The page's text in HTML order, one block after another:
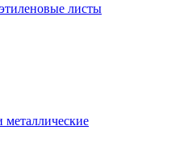
листы
металлические